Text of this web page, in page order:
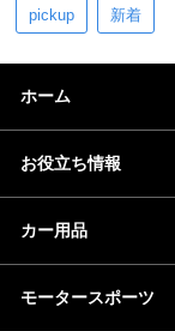
pickup 新着
ホーム
お役立ち情報
カー用品
モータースポーツ